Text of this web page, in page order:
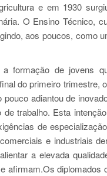
e em 1930
O Ensino Técnico,
aos poucos, como
a formação de jovens
do primeiro trimestre,
adiantou de
trabalho. Esta
de
e industriais
a elevada
afirmam.Os diplomados